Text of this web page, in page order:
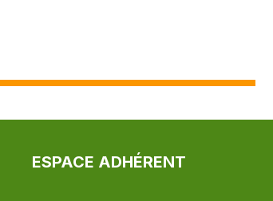
ESPACE ADHÉRENT